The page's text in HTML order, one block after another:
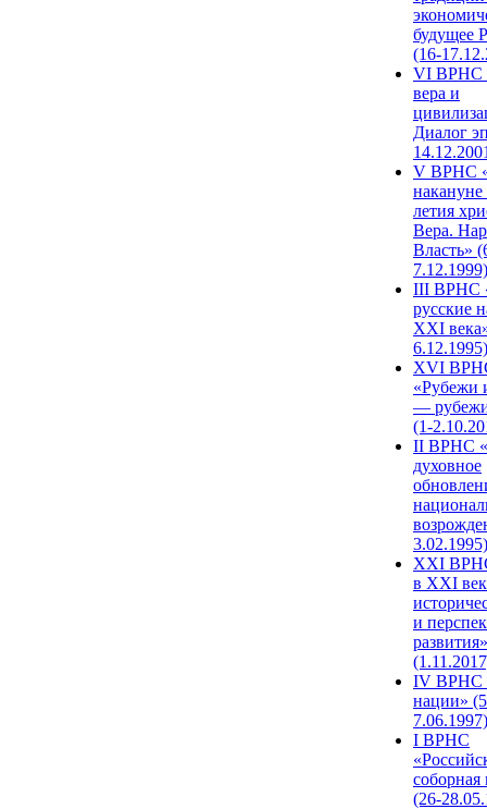
будущее
(16-
VI ВРНС
вера и
Диалог
V ВРНС
накануне
летия
Вера.
Власть»
7.12.1999)
III ВРНС
русские
XXI
6.12.1995)
XVI
«Рубежи
—
(1-
II ВРНС
духовное
3.02.1995)
XХI
в XXI
и
развития»
IV ВРНС
нации»
7.06.1997)
I ВРНС
(26-